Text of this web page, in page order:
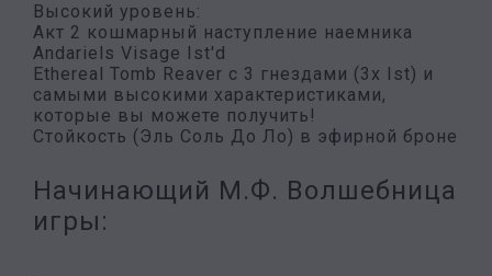
Высокий уровень:
Акт 2 кошмарный наступление наемника
Andariels Visage Ist'd
Ethereal Tomb Reaver с 3 гнездами (3x Ist) и
самыми высокими характеристиками,
которые вы можете получить!
Стойкость (Эль Соль До Ло) в эфирной броне
Начинающий М.Ф. Волшебница
игры: